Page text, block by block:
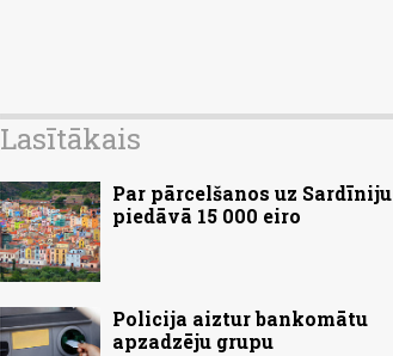
Lasītākais
Par pārcelšanos uz Sardīniju
piedāvā 15 000 eiro
Policija aiztur bankomātu
apzadzēju grupu